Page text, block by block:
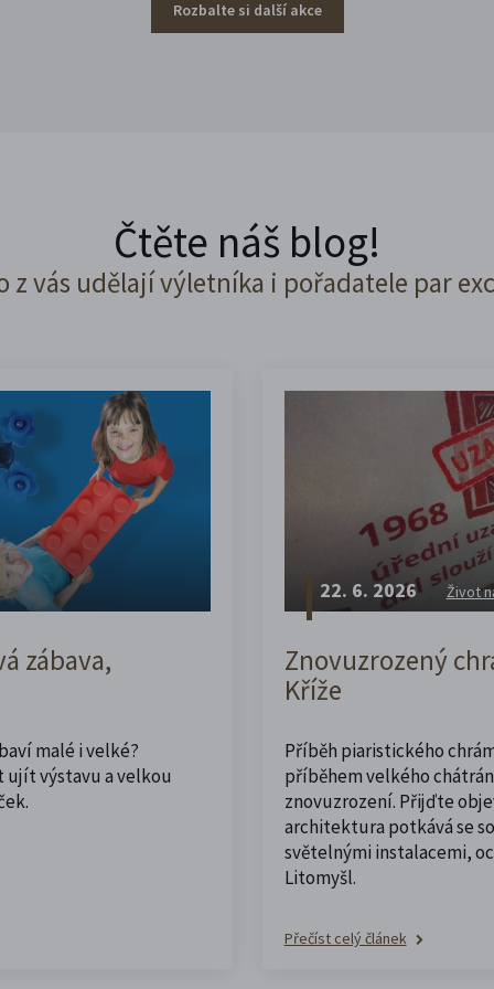
Rozbalte si další akce
Čtěte náš blog!
z vás udělají výletníka i pořadatele par
zábava,
malé i velké?
ujít výstavu a velkou
22. 6. 2026 Život
Znovuzrozený
Kříže
Příběh piaristického
příběhem velkého
znovuzrození. Přijďte
architektura potkává se
světelnými instalacemi,
Litomyšl.
Přečíst celý článek